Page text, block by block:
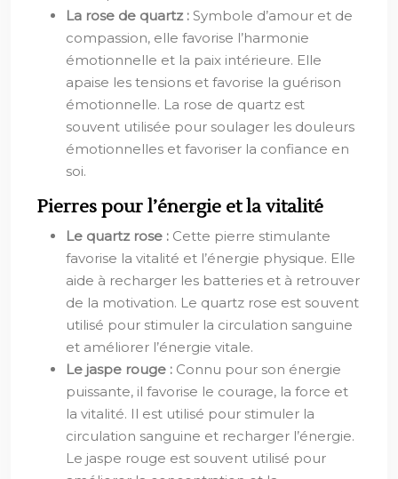
La rose de quartz : Symbole d’amour et de
compassion, elle favorise l’harmonie
émotionnelle et la paix intérieure. Elle
apaise les tensions et favorise la guérison
émotionnelle. La rose de quartz est
souvent utilisée pour soulager les douleurs
émotionnelles et favoriser la confiance en
soi.
Pierres pour l’énergie et la vitalité
Le quartz rose : Cette pierre stimulante
favorise la vitalité et l’énergie physique. Elle
aide à recharger les batteries et à retrouver
de la motivation. Le quartz rose est souvent
utilisé pour stimuler la circulation sanguine
et améliorer l’énergie vitale.
Le jaspe rouge : Connu pour son énergie
puissante, il favorise le courage, la force et
la vitalité. Il est utilisé pour stimuler la
circulation sanguine et recharger l’énergie.
Le jaspe rouge est souvent utilisé pour